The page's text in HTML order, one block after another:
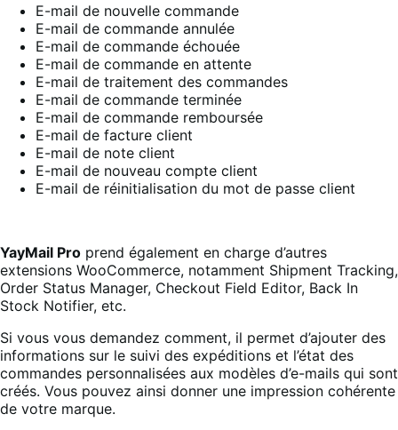
E-mail de nouvelle commande
E-mail de commande annulée
E-mail de commande échouée
E-mail de commande en attente
E-mail de traitement des commandes
E-mail de commande terminée
E-mail de commande remboursée
E-mail de facture client
E-mail de note client
E-mail de nouveau compte client
E-mail de réinitialisation du mot de passe client
YayMail Pro prend également en charge d’autres
extensions WooCommerce, notamment Shipment Tracking,
Order Status Manager, Checkout Field Editor, Back In
Stock Notifier, etc.
Si vous vous demandez comment, il permet d’ajouter des
informations sur le suivi des expéditions et l’état des
commandes personnalisées aux modèles d’e-mails qui sont
créés. Vous pouvez ainsi donner une impression cohérente
de votre marque.